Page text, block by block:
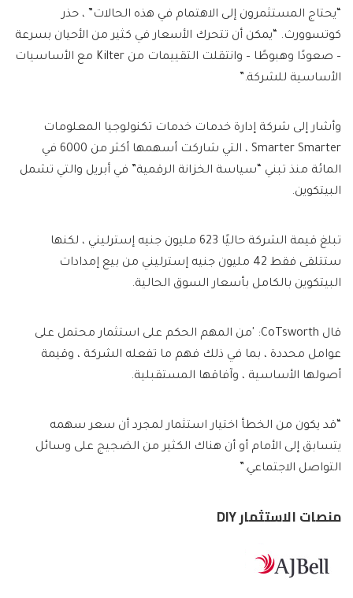
“يحتاج المستثمرون إلى الاهتمام في هذه الحالات” ، حذر
كوتسوورث. “يمكن أن تتحرك الأسعار في كثير من الأحيان بسرعة
– صعودًا وهبوطًا – وانتقلت التقييمات من Kilter مع الأساسيات
الأساسية للشركة.”
وأشار إلى شركة إدارة خدمات خدمات تكنولوجيا المعلومات
Smarter Smarter ، التي شاركت أسهمها أكثر من 6000 في
المائة منذ تبني “سياسة الخزانة الرقمية” في أبريل والتي تشمل
البيتكوين.
تبلغ قيمة الشركة حاليًا 623 مليون جنيه إسترليني ، لكنها
ستتلقى فقط 42 مليون جنيه إسترليني من بيع إمدادات
البيتكوين بالكامل بأسعار السوق الحالية.
قال CoTsworth: 'من المهم الحكم على استثمار محتمل على
عوامل محددة ، بما في ذلك فهم ما تفعله الشركة ، وقيمة
أصولها الأساسية ، وآفاقها المستقبلية.
“قد يكون من الخطأ اختيار استثمار لمجرد أن سعر سهمه
يتسابق إلى الأمام أو أن هناك الكثير من الضجيج على وسائل
التواصل الاجتماعي.”
منصات الاستثمار DIY